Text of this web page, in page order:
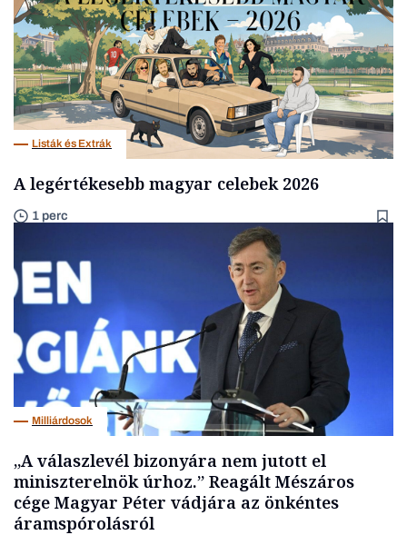
Listák és Extrák
A legértékesebb magyar celebek 2026
1 perc
Milliárdosok
„A válaszlevél bizonyára nem jutott el
miniszterelnök úrhoz.” Reagált Mészáros
cége Magyar Péter vádjára az önkéntes
áramspórolásról